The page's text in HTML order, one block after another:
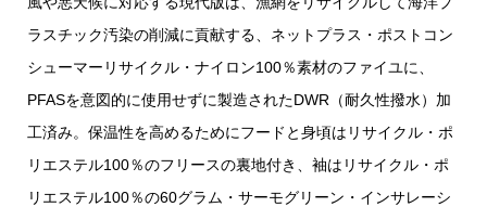
ラスチック汚染の削減に貢献する、ネットプラス・ポストコン
シューマーリサイクル・ナイロン100％素材のファイユに、
PFASを意図的に使用せずに製造されたDWR（耐久性撥水）加
工済み。保温性を高めるためにフードと身頃はリサイクル・ポ
リエステル100％のフリースの裏地付き、袖はリサイクル・ポ
リエステル100％の60グラム・サーモグリーン・インサレーシ